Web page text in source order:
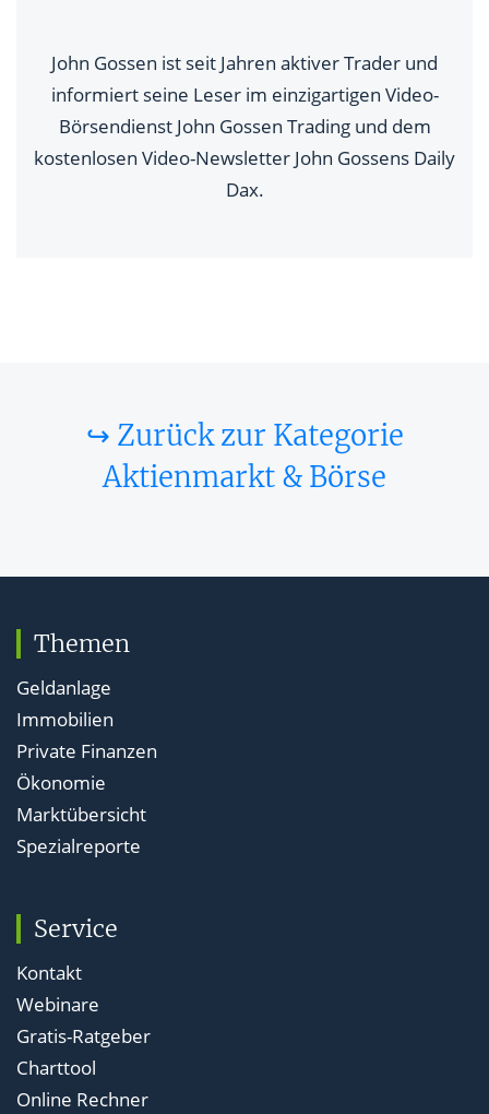
John Gossen ist seit Jahren aktiver Trader und
informiert seine Leser im einzigartigen Video-
Börsendienst John Gossen Trading und dem
kostenlosen Video-Newsletter John Gossens Daily
Dax.
↪ Zurück zur Kategorie
Aktienmarkt & Börse
Themen
Geldanlage
Immobilien
Private Finanzen
Ökonomie
Marktübersicht
Spezialreporte
Service
Kontakt
Webinare
Gratis-Ratgeber
Charttool
Online Rechner